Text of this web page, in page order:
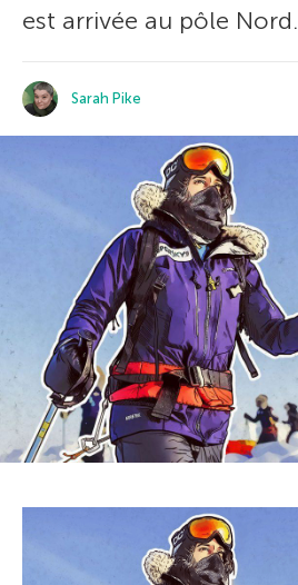
est arrivée au pôle Nord.
Sarah Pike